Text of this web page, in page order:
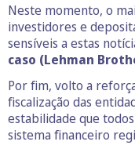
Neste momento, o
investidores e
sensíveis a estas
caso (Lehman
Por fim, volto a
fiscalização das
estabilidade que
sistema financeiro